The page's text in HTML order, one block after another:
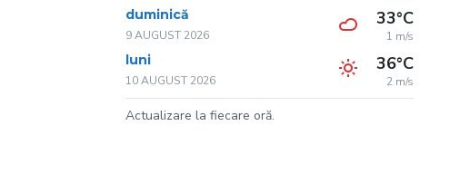
duminică
9 AUGUST 2026
33°C
1 m/s
luni
10 AUGUST 2026
36°C
2 m/s
Actualizare la fiecare oră.